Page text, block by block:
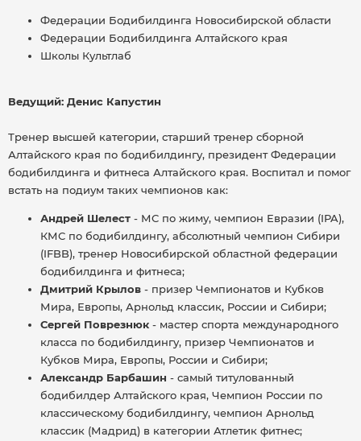
Федерации Бодибилдинга Новосибирской области
Федерации Бодибилдинга Алтайского края
Школы Культлаб
Ведущий: Денис Капустин
Тренер высшей категории, старший тренер сборной
Алтайского края по бодибилдингу, президент Федерации
бодибилдинга и фитнеса Алтайского края. Воспитал и помог
встать на подиум таких чемпионов как:
Андрей Шелест - МС по жиму, чемпион Евразии (IPA),
КМС по бодибилдингу, абсолютный чемпион Сибири
(IFBB), тренер Новосибирской областной федерации
бодибилдинга и фитнеса;
Дмитрий Крылов - призер Чемпионатов и Кубков
Мира, Европы, Арнольд классик, России и Сибири;
Сергей Поврезнюк - мастер спорта международного
класса по бодибилдингу, призер Чемпионатов и
Кубков Мира, Европы, России и Сибири;
Александр Барбашин - самый титулованный
бодибилдер Алтайского края, Чемпион России по
классическому бодибилдингу, чемпион Арнольд
классик (Мадрид) в категории Атлетик фитнес;